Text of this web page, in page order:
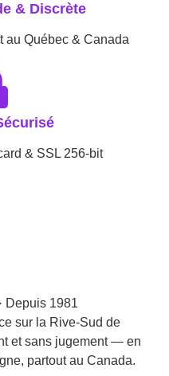
& Discrète
au Québec & Canada
& SSL 256-bit
Depuis 1981
sur la Rive-Sud de
et sans jugement — en
partout au Canada.